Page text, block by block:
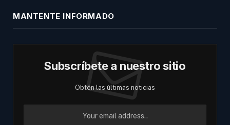
MANTENTE INFORMADO
Subscríbete a nuestro sitio
Obtén las últimas noticias